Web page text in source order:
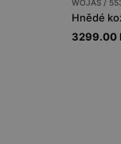
WOJAS /
Hnědé
3299.00